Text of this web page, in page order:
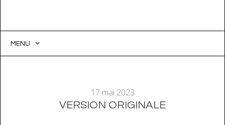
MENU
17 mai 2023
VERSION ORIGINALE